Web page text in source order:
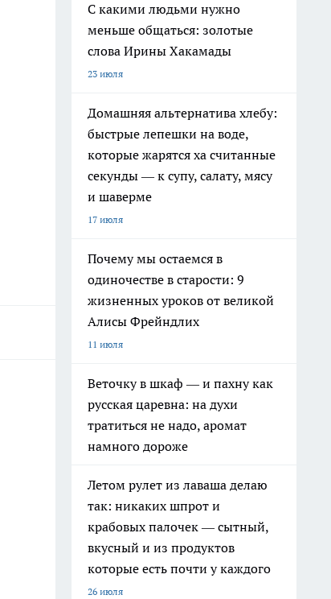
С какими людьми нужно
меньше общаться: золотые
слова Ирины Хакамады
23 июля
Домашняя альтернатива хлебу:
быстрые лепешки на воде,
которые жарятся ха считанные
секунды — к супу, салату, мясу
и шаверме
17 июля
Почему мы остаемся в
одиночестве в старости: 9
жизненных уроков от великой
Алисы Фрейндлих
11 июля
Веточку в шкаф — и пахну как
русская царевна: на духи
тратиться не надо, аромат
намного дороже
Летом рулет из лаваша делаю
так: никаких шпрот и
крабовых палочек — сытный,
вкусный и из продуктов
которые есть почти у каждого
26 июля